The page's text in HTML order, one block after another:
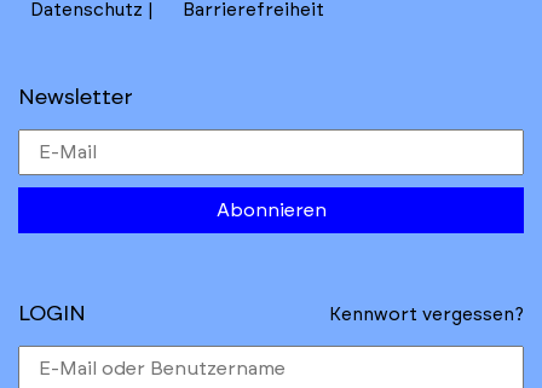
Datenschutz Barrierefreiheit
Newsletter
Abonnieren
LOGIN Kennwort vergessen?